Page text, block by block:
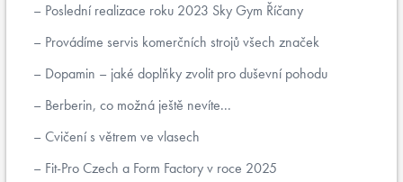
Poslední realizace roku 2023 Sky Gym Říčany
Provádíme servis komerčních strojů všech značek
Dopamin – jaké doplňky zvolit pro duševní pohodu
Berberin, co možná ještě nevíte...
Cvičení s větrem ve vlasech
Fit-Pro Czech a Form Factory v roce 2025